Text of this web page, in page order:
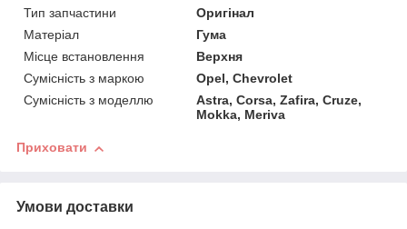
Тип запчастини
Оригінал
Матеріал
Гума
Місце встановлення
Верхня
Сумісність з маркою
Opel, Chevrolet
Сумісність з моделлю
Astra, Corsa, Zafira, Cruze,
Mokka, Meriva
Приховати
Умови доставки